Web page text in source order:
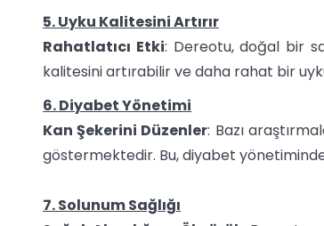
5. Uyku Kalitesini Artırır
Rahatlatıcı Etki: Dereotu, doğal bir
kalitesini artırabilir ve daha rahat bir
6. Diyabet Yönetimi
Kan Şekerini Düzenler: Bazı
göstermektedir. Bu, diyabet
7. Solunum Sağlığı